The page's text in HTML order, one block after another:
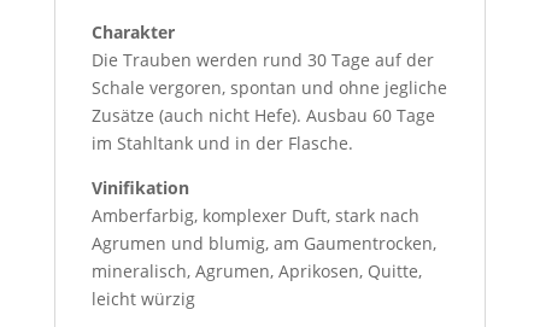
Charakter
Die Trauben werden rund 30 Tage auf der
Schale vergoren, spontan und ohne jegliche
Zusätze (auch nicht Hefe). Ausbau 60 Tage
im Stahltank und in der Flasche.
Vinifikation
Amberfarbig, komplexer Duft, stark nach
Agrumen und blumig, am Gaumentrocken,
mineralisch, Agrumen, Aprikosen, Quitte,
leicht würzig